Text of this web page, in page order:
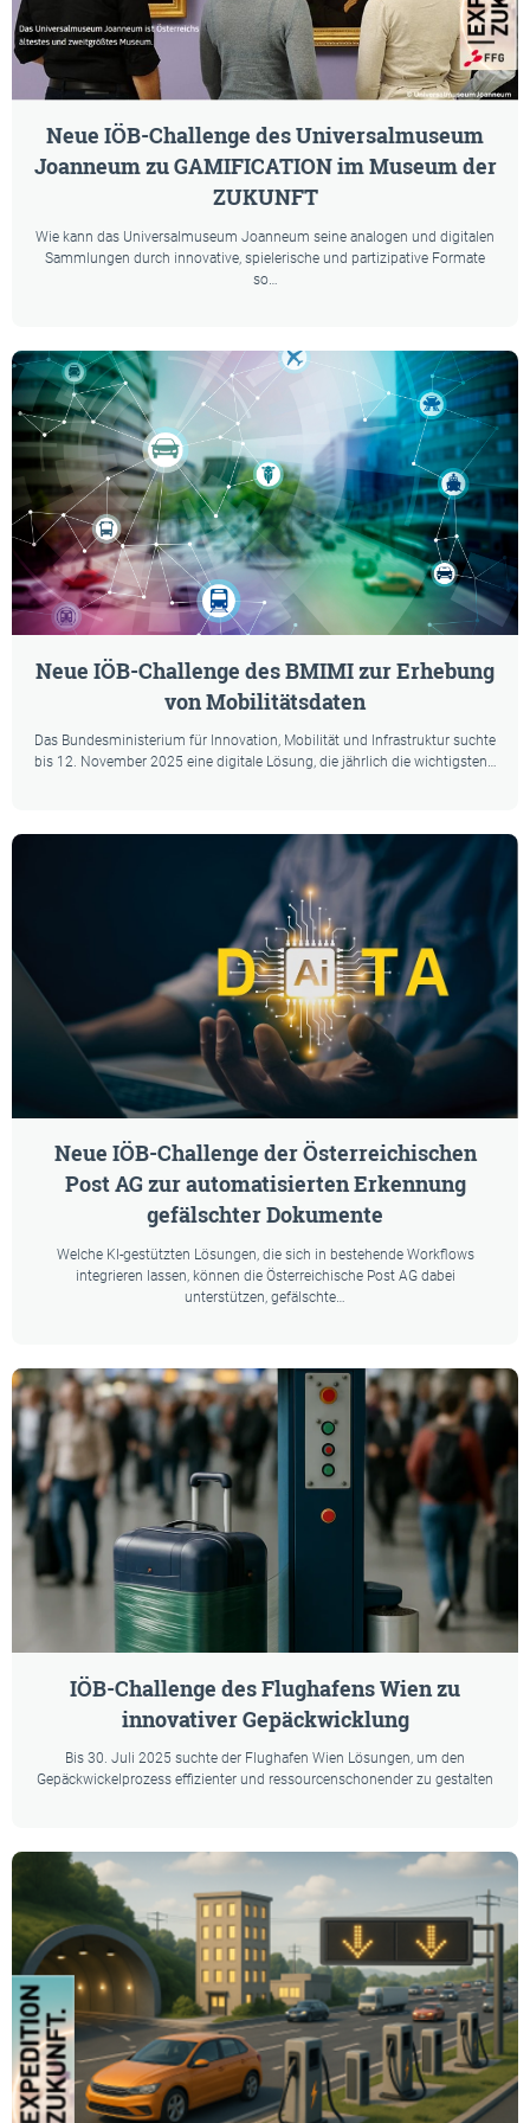
Neue IÖB-Challenge des Universalmuseum
Joanneum zu GAMIFICATION im Museum der
ZUKUNFT
Wie kann das Universalmuseum Joanneum seine analogen und digitalen
Sammlungen durch innovative, spielerische und partizipative Formate
so…
Neue IÖB-Challenge des BMIMI zur Erhebung
von Mobilitätsdaten
Das Bundesministerium für Innovation, Mobilität und Infrastruktur suchte
bis 12. November 2025 eine digitale Lösung, die jährlich die wichtigsten…
Neue IÖB-Challenge der Österreichischen
Post AG zur automatisierten Erkennung
gefälschter Dokumente
Welche KI-gestützten Lösungen, die sich in bestehende Workflows
integrieren lassen, können die Österreichische Post AG dabei
unterstützen, gefälschte…
IÖB-Challenge des Flughafens Wien zu
innovativer Gepäckwicklung
Bis 30. Juli 2025 suchte der Flughafen Wien Lösungen, um den
Gepäckwickelprozess effizienter und ressourcenschonender zu gestalten